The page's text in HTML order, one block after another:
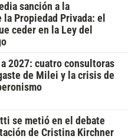
sanción a la
Propiedad Privada: el
ceder en la Ley del
2027: cuatro consultoras
de Milei y la crisis de
se metió en el debate
de Cristina Kirchner